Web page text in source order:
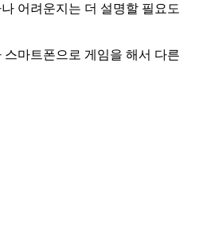
어려운지는 더 설명할 필요도
마트폰으로 게임을 해서 다른